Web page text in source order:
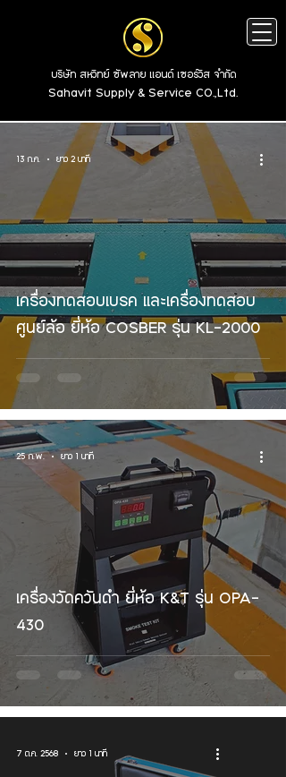
บริษัท สหวิทย์ ซัพลาย แอนด์ เซอร์วิส จำกัด
Sahavit Supply & Service CO.,Ltd.
เครื่องทดสอบเบรค และเครื่องทดสอบ
ศูนย์ล้อ ยี่ห้อ COSBER รุ่น KL-2000
13 ก.ค. ยาว 2 นาที
เครื่องวัดควันดำ ยี่ห้อ K&T รุ่น OPA-
430
25 ก.พ. ยาว 1 นาที
7 ต.ค. 2568 ยาว 1 นาที